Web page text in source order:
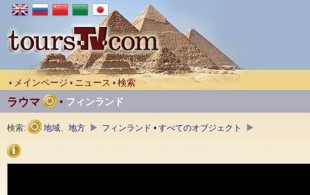
• メインページ • ニュース • 検索
ラウマ • フィンランド
検索: 地域、地方 フィンランド • すべてのオブジェクト